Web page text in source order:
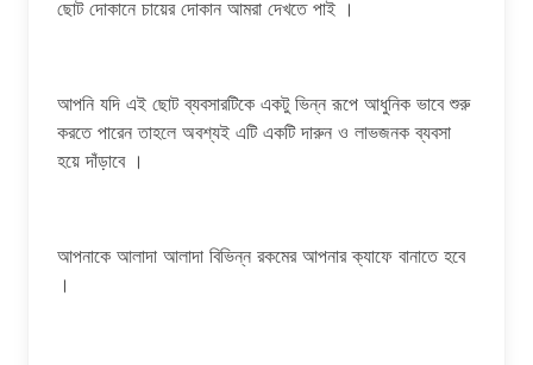
ছোট দোকানে চায়ের দোকান আমরা দেখতে পাই ।
আপনি যদি এই ছোট ব্যবসারটিকে একটু ভিন্ন রূপে আধুনিক ভাবে শুরু
করতে পারেন তাহলে অবশ্যই এটি একটি দারুন ও লাভজনক ব্যবসা
হয়ে দাঁড়াবে ।
আপনাকে আলাদা আলাদা বিভিন্ন রকমের আপনার ক্যাফে বানাতে হবে
।